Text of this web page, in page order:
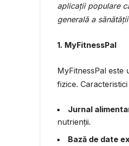
aplicații populare
generală a
1. MyFitnessPal
MyFitnessPal este
fizice.
Jurnal
nutrienții.
Bază de date